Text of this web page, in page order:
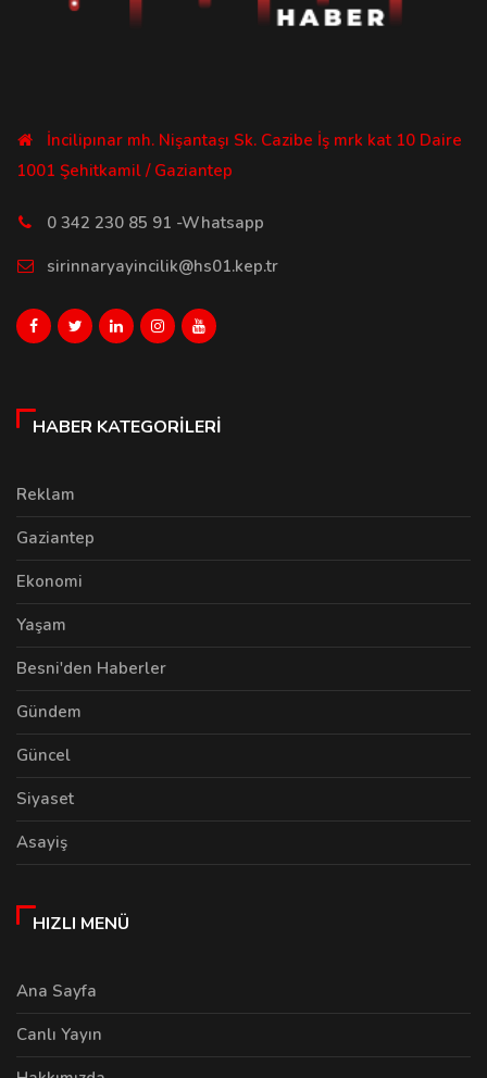
İncilipınar mh. Nişantaşı Sk. Cazibe İş mrk kat 10 Daire
1001 Şehitkamil / Gaziantep
0 342 230 85 91 -Whatsapp
sirinnaryayincilik@hs01.kep.tr
HABER KATEGORILERI
Reklam
Gaziantep
Ekonomi
Yaşam
Besni'den Haberler
Gündem
Güncel
Siyaset
Asayiş
HIZLI MENÜ
Ana Sayfa
Canlı Yayın